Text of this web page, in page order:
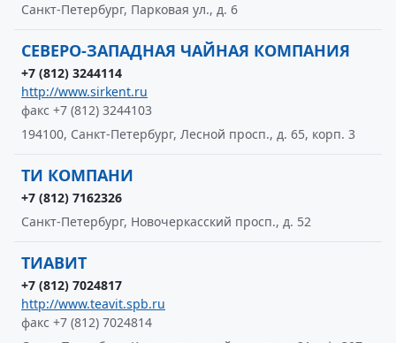
Санкт-Петербург, Парковая ул., д. 6
СЕВЕРО-ЗАПАДНАЯ ЧАЙНАЯ КОМПАНИЯ
+7 (812) 3244114
http://www.sirkent.ru
факс +7 (812) 3244103
194100, Санкт-Петербург, Лесной просп., д. 65, корп. 3
ТИ КОМПАНИ
+7 (812) 7162326
Санкт-Петербург, Новочеркасский просп., д. 52
ТИАВИТ
+7 (812) 7024817
http://www.teavit.spb.ru
факс +7 (812) 7024814